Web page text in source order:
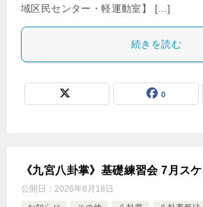
域区民センター・軽運動室】 […]
続きを読む
0
《九宮八卦掌》基礎練習会 7月ス
公開日： 2026年6月18日